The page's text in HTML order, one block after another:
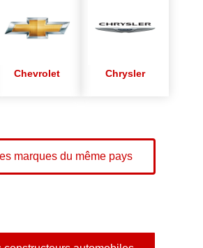
Chevrolet Chrysler
marques du même pays